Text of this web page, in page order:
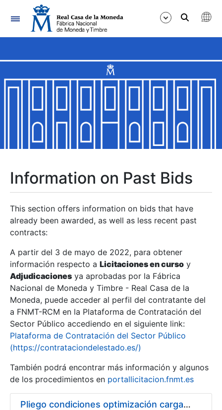
Navigation
Show/Hide
Show/Hide
Show/Hide
Show/Hide
Show/Hide
Information on Past Bids
This section offers information on bids that have
already been awarded, as well as less recent past
contracts:
A partir del 3 de mayo de 2022, para obtener
información respecto a Licitaciones en curso y
Adjudicaciones ya aprobadas por la Fábrica
Nacional de Moneda y Timbre - Real Casa de la
Moneda, puede acceder al perfil del contratante del
a FNMT-RCM en la Plataforma de Contratación del
Sector Público accediendo en el siguiente link:
Plataforma de Contratación del Sector Público
(https://contrataciondelestado.es/)
También podrá encontrar más información y algunos
de los procedimientos en portallicitacion.fnmt.es
Pliego condiciones optimización cargas compras firmado